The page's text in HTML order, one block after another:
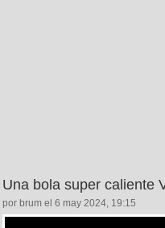
Una bola super caliente
por brum el 6 may 2024, 19:15